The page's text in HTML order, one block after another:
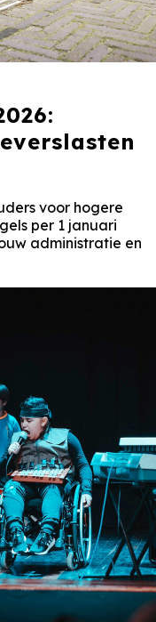
voor hogere
per 1 januari
administratie en